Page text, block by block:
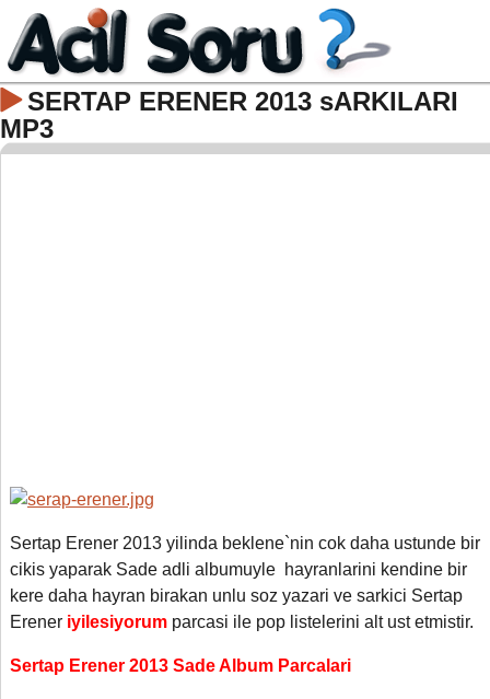
SERTAP ERENER 2013 sARKILARI
MP3
Sertap Erener 2013 yilinda beklene`nin cok daha ustunde bir
cikis yaparak Sade adli albumuyle hayranlarini kendine bir
kere daha hayran birakan unlu soz yazari ve sarkici Sertap
Erener iyilesiyorum parcasi ile pop listelerini alt ust etmistir.
Sertap Erener 2013 Sade Album Parcalari